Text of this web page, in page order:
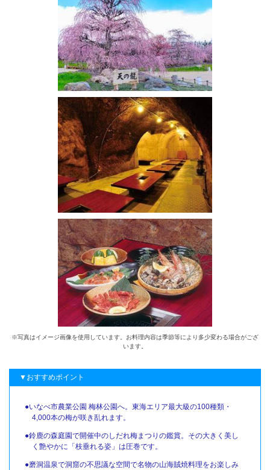
※写真はイメージ画像を使用しています。お料理内容は季節等により多少変わる場合がござ
います。
▼おすすめポイント
●いなべ市農業公園 梅林公園へ。東海エリア最大級の100種類・
4,000本の梅が咲き乱れます。
●鈴鹿の森庭園で開催中のしだれ梅まつりの鑑賞。その大きく美し
く艶やかに「枝垂れる姿」は圧巻です。
●磨洞温泉で洞窟の不思議な空間で名物の山海賊焼料理をお楽しみ